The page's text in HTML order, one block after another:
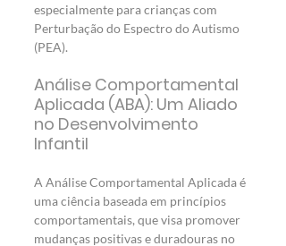
especialmente para crianças com
Perturbação do Espectro do Autismo
(PEA).
Análise Comportamental
Aplicada (ABA): Um Aliado
no Desenvolvimento
Infantil
A Análise Comportamental Aplicada é
uma ciência baseada em princípios
comportamentais, que visa promover
mudanças positivas e duradouras no